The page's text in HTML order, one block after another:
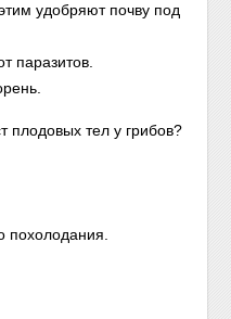
удобряют почву под
паразитов.
плодовых тел у грибов?
похолодания.